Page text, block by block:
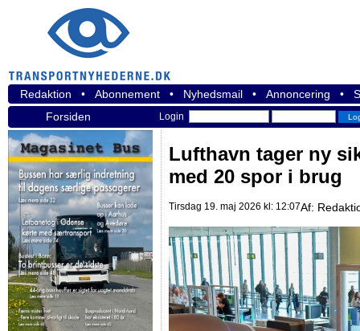
Redaktion • Abonnement • Nyhedsmail • Annoncering •
Forsiden
Login
Lufthavn tager ny
med 20 spor i brug
Tirsdag 19. maj 2026 kl: 12:07Af: